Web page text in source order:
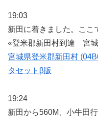
19:03
新田に着きました。ここ
«登米郡新田村到達 宮
宮城県登米郡新田村
タセットβ版
19:24
新田から560M、小牛田